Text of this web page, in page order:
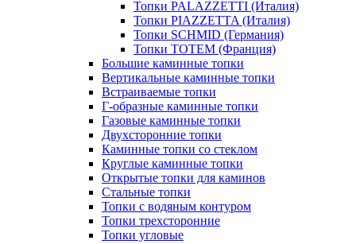
Топки PALAZZETTI (Италия)
Топки PIAZZETTA (Италия)
Топки SCHMID (Германия)
Топки TOTEM (Франция)
Большие каминные топки
Вертикальные каминные топки
Встраиваемые топки
Г-образные каминные топки
Газовые каминные топки
Двухсторонние топки
Каминные топки со стеклом
Круглые каминные топки
Открытые топки для каминов
Стальные топки
Топки с водяным контуром
Топки трехсторонние
Топки угловые